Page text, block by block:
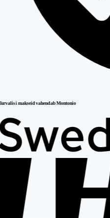
makseid vahendab Montonio